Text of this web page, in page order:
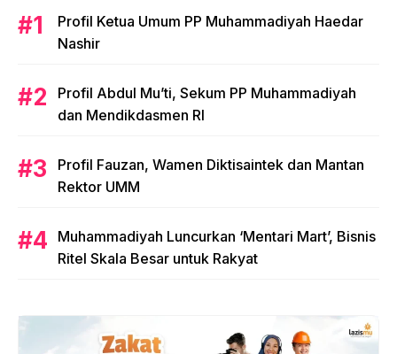
Profil Ketua Umum PP Muhammadiyah Haedar
Nashir
Profil Abdul Mu’ti, Sekum PP Muhammadiyah
dan Mendikdasmen RI
Profil Fauzan, Wamen Diktisaintek dan Mantan
Rektor UMM
Muhammadiyah Luncurkan ‘Mentari Mart’, Bisnis
Ritel Skala Besar untuk Rakyat